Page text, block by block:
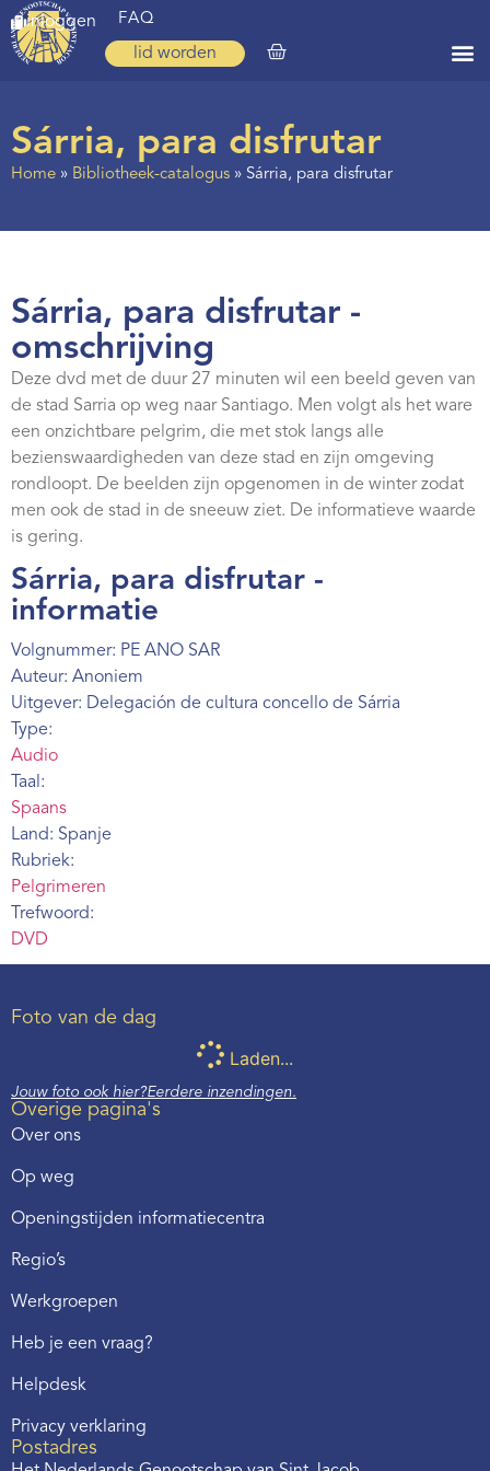
inloggen FAQ
lid worden
Zoeken
Ervaringen
Regio’s
Nieuws
Agenda
Webshop
Sárria, para disfrutar
Home » Bibliotheek-catalogus » Sárria, para disfrutar
Sárria, para disfrutar -
omschrijving
Deze dvd met de duur 27 minuten wil een beeld geven van
de stad Sarria op weg naar Santiago. Men volgt als het ware
een onzichtbare pelgrim, die met stok langs alle
bezienswaardigheden van deze stad en zijn omgeving
rondloopt. De beelden zijn opgenomen in de winter zodat
men ook de stad in de sneeuw ziet. De informatieve waarde
is gering.
Sárria, para disfrutar -
informatie
Volgnummer: PE ANO SAR
Auteur: Anoniem
Uitgever: Delegación de cultura concello de Sárria
Type:
Audio
Taal:
Spaans
Land: Spanje
Rubriek:
Pelgrimeren
Trefwoord:
DVD
Foto van de dag
Laden...
Jouw foto ook hier?Eerdere inzendingen.
Overige pagina's
Over ons
Op weg
Openingstijden informatiecentra
Regio’s
Werkgroepen
Heb je een vraag?
Helpdesk
Privacy verklaring
Postadres